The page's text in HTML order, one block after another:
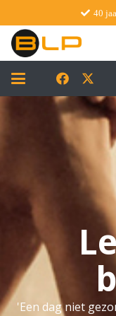
40
'Een dag niet